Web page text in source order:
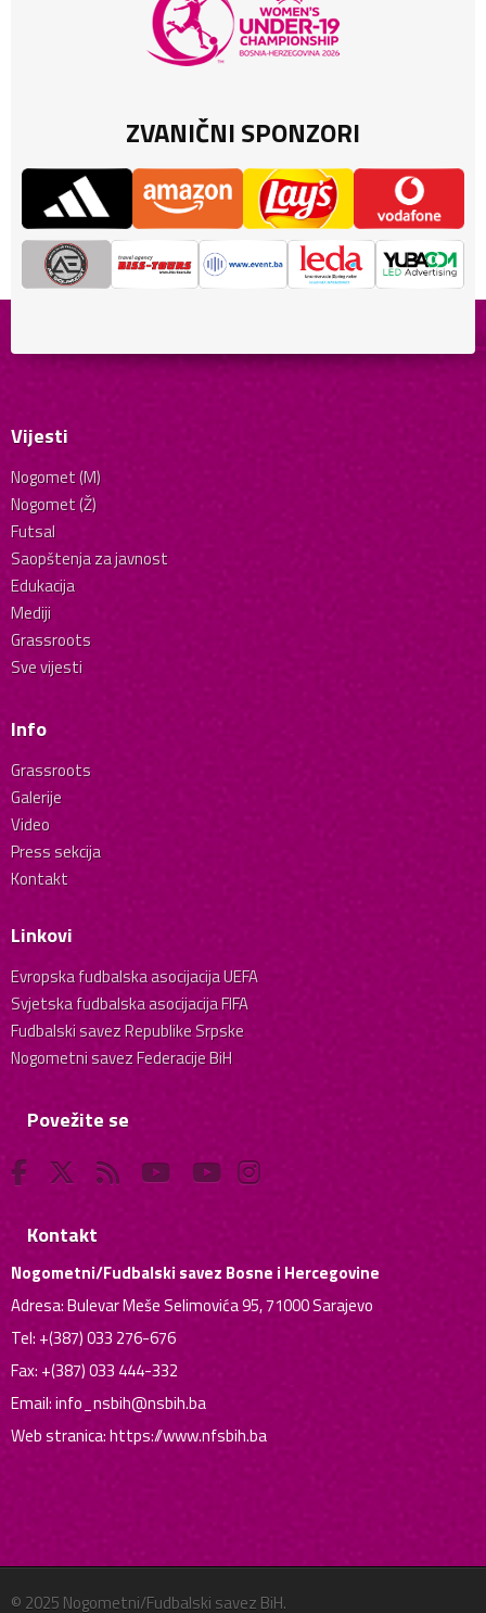
ZVANIČNI SPONZORI
Vijesti
Nogomet (M)
Nogomet (Ž)
Futsal
Saopštenja za javnost
Edukacija
Mediji
Grassroots
Sve vijesti
Info
Grassroots
Galerije
Video
Press sekcija
Kontakt
Linkovi
Evropska fudbalska asocijacija UEFA
Svjetska fudbalska asocijacija FIFA
Fudbalski savez Republike Srpske
Nogometni savez Federacije BiH
Povežite se
Kontakt
Nogometni/Fudbalski savez Bosne i Hercegovine
Adresa: Bulevar Meše Selimovića 95, 71000 Sarajevo
Tel: +(387) 033 276-676
Fax: +(387) 033 444-332
Email:info_nsbih@nsbih.ba
Web stranica: https://www.nfsbih.ba
© 2025 Nogometni/Fudbalski savez BiH.